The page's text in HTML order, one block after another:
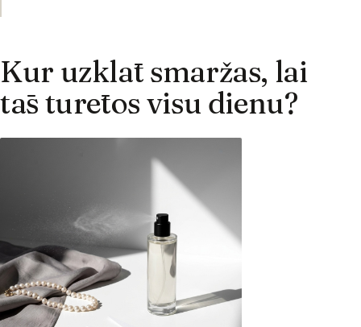
Kur uzklāt smaržas, lai
tās turētos visu dienu?